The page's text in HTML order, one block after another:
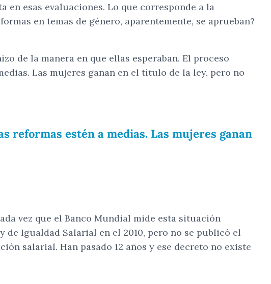
en esas evaluaciones. Lo que corresponde a la
en temas de género, aparentemente, se aprueban?
de la manera en que ellas esperaban. El proceso
Las mujeres ganan en el título de la ley, pero no
reformas estén a medias. Las mujeres ganan
vez que el Banco Mundial mide esta situación
Igualdad Salarial en el 2010, pero no se publicó el
salarial. Han pasado 12 años y ese decreto no existe